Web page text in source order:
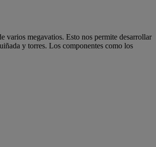
varios megavatios. Esto nos permite desarrollar
y torres. Los componentes como los